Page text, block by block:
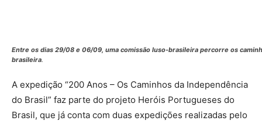
Entre os dias 29/08 e 06/09, uma comissão luso-brasileira percorre os
brasileira.
A expedição “200 Anos – Os Caminhos da Independência
do Brasil” faz parte do projeto Heróis Portugueses do
Brasil, que já conta com duas expedições realizadas pelo